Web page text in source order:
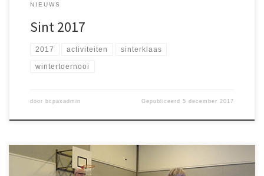
NIEUWS
Sint 2017
2017 activiteiten sinterklaas
wintertoernooi
door bcpaxadmin Gepubliceerd5 december 2017